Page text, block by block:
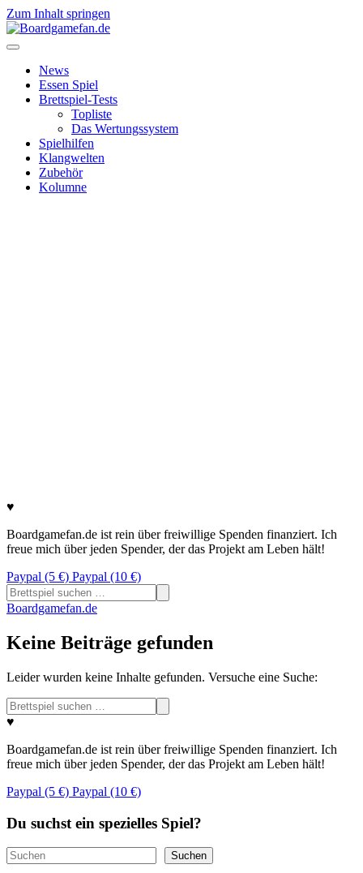
Zum Inhalt springen
News
Essen Spiel
Brettspiel-Tests
Topliste
Das Wertungssystem
Spielhilfen
Klangwelten
Zubehör
Kolumne
♥
Boardgamefan.de ist rein über freiwillige Spenden finanziert. Ich
freue mich über jeden Spender, der das Projekt am Leben hält!
Paypal (5 €) Paypal (10 €)
Suchen
nach:
Boardgamefan.de
Keine Beiträge gefunden
Leider wurden keine Inhalte gefunden. Versuche eine Suche:
Suchen
nach:
♥
Boardgamefan.de ist rein über freiwillige Spenden finanziert. Ich
freue mich über jeden Spender, der das Projekt am Leben hält!
Paypal (5 €) Paypal (10 €)
Du suchst ein spezielles Spiel?
Suchen Suchen